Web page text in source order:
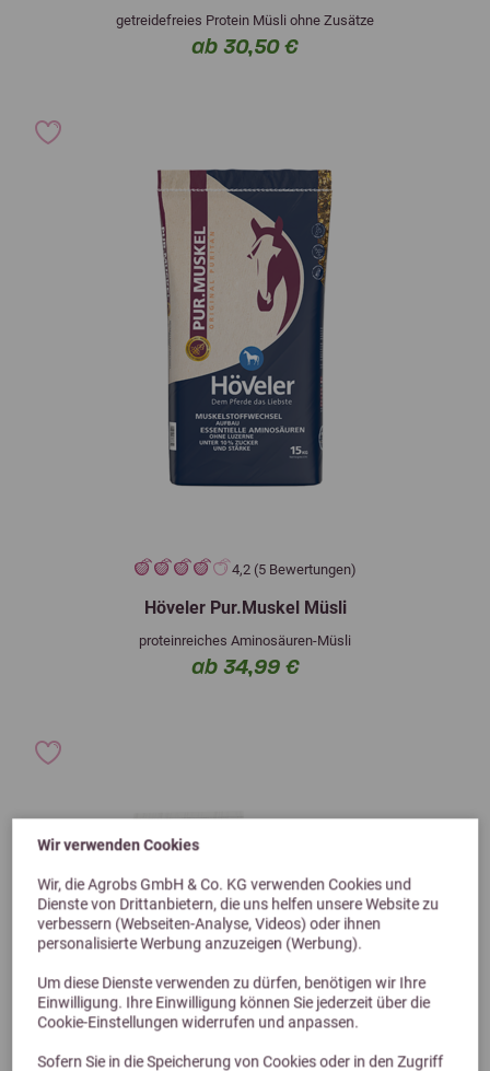
Wir verwenden Cookies
Wir, die Agrobs GmbH & Co. KG verwenden Cookies und
Dienste von Drittanbietern, die uns helfen unsere Website zu
verbessern (Webseiten-Analyse, Videos) oder ihnen
personalisierte Werbung anzuzeigen (Werbung).
Um diese Dienste verwenden zu dürfen, benötigen wir Ihre
Einwilligung. Ihre Einwilligung können Sie jederzeit über die
Cookie-Einstellungen widerrufen und anpassen.
Sofern Sie in die Speicherung von Cookies oder in den Zugriff
getreidefreies Protein Müsli ohne Zusätze
ab 30,50 €
4,2 (5 Bewertungen)
Höveler Pur.Muskel Müsli
proteinreiches Aminosäuren-Müsli
ab 34,99 €